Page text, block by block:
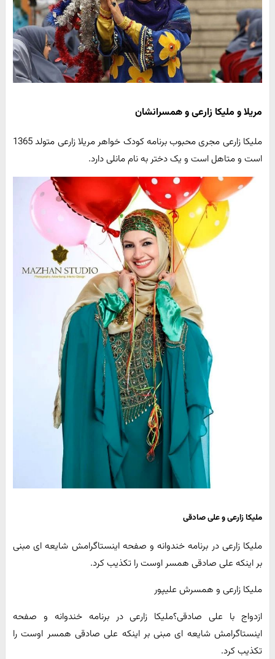
مریلا و ملیکا زارعی و همسرانشان
ملیکا زارعی مجری محبوب برنامه کودک خواهر مریلا زارعی متولد 1365
است و متاهل است و یک دختر به نام مانلی دارد.
ملیکا زارعی و علی صادقی
ملیکا زارعی در برنامه خندوانه و صفحه اینستاگرامش شایعه ای مبنی
بر اینکه علی صادقی همسر اوست را تکذیب کرد.
ملیکا زارعی و همسرش علیپور
ازدواج با علی صادقی؟ملیکا زارعی در برنامه خندوانه و صفحه
اینستاگرامش شایعه ای مبنی بر اینکه علی صادقی همسر اوست را
تکذیب کرد.